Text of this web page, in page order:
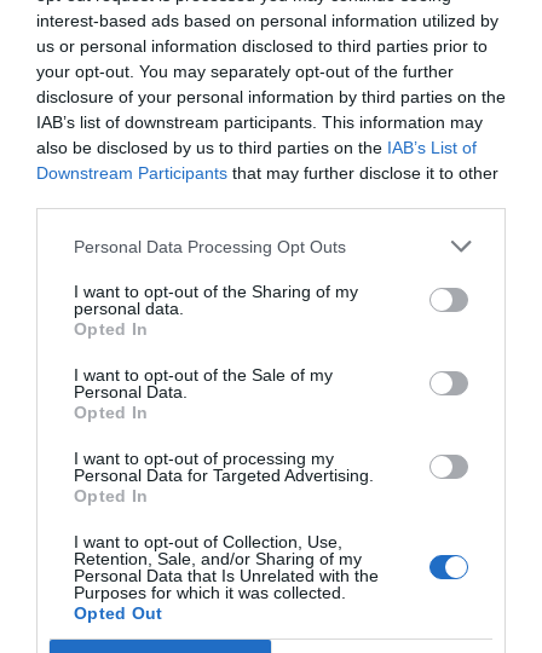
interest-based ads based on personal information utilized by
us or personal information disclosed to third parties prior to
your opt-out. You may separately opt-out of the further
disclosure of your personal information by third parties on the
IAB’s list of downstream participants. This information may
also be disclosed by us to third parties on the IAB’s List of
Downstream Participants that may further disclose it to other
Personal Data Processing Opt Outs
I want to opt-out of the Sharing of my
personal data.
Opted In
I want to opt-out of the Sale of my
Personal Data.
Opted In
I want to opt-out of processing my
Personal Data for Targeted Advertising.
Opted In
I want to opt-out of Collection, Use,
Retention, Sale, and/or Sharing of my
Personal Data that Is Unrelated with the
Purposes for which it was collected.
Opted Out
La gala reunirá a los máximos representantes de todos
los agentes que participan en el sistema sanitario
(industria farmacéutica, gestores, representantes
políticos, profesionales sanitarios, sociedades
científicas, organizaciones empresariales, consumidores
y pacientes).
de Google de forma gratuita
ACTIVAR AHORA
AESEG medicamentos genéricos
Otras noticias destacadas
Conducta